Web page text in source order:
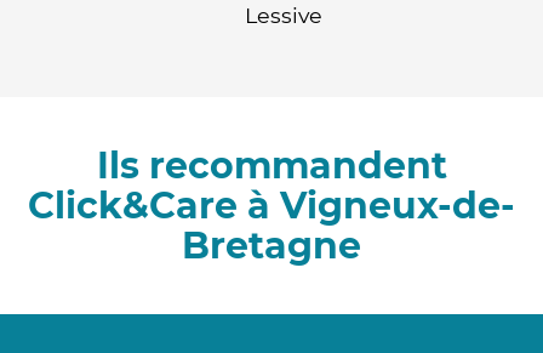
Lessive
Ils recommandent
Click&Care à Vigneux-de-
Bretagne